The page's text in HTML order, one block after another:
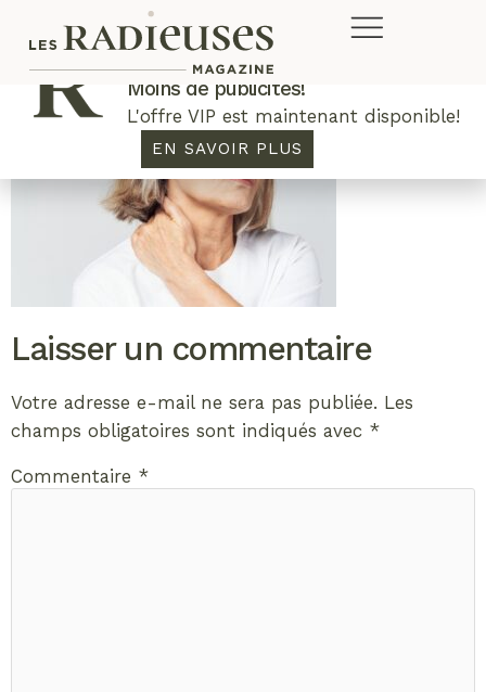
Laisser un commentaire
Votre adresse e-mail ne sera pas publiée. Les
champs obligatoires sont indiqués avec *
Commentaire *
Plus de concours. Plus de rabais.
Moins de publicités!
L'offre VIP est maintenant disponible!
EN SAVOIR PLUS